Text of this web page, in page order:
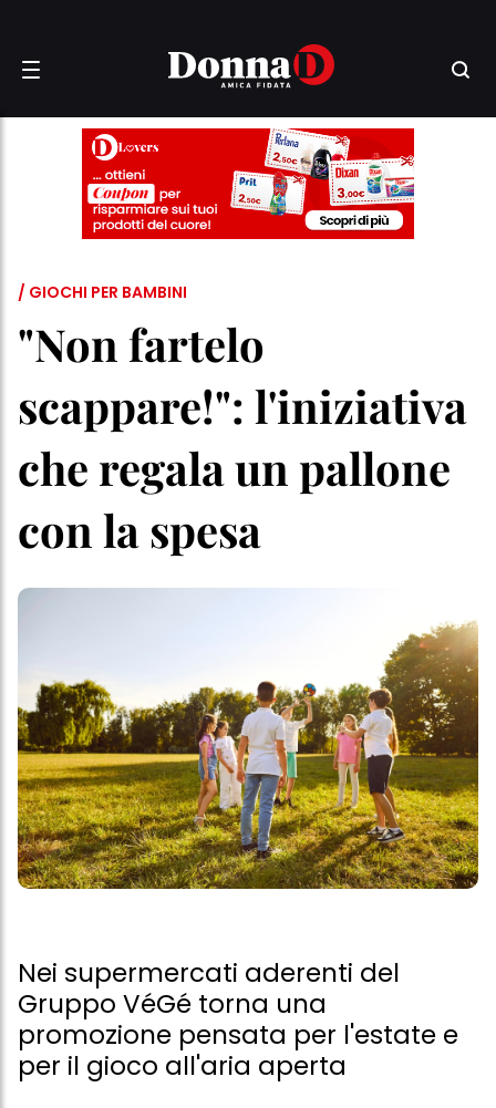
/ GIOCHI PER BAMBINI
"Non fartelo
scappare!": l'iniziativa
che regala un pallone
con la spesa
Nei supermercati aderenti del
Gruppo VéGé torna una
promozione pensata per l'estate e
per il gioco all'aria aperta